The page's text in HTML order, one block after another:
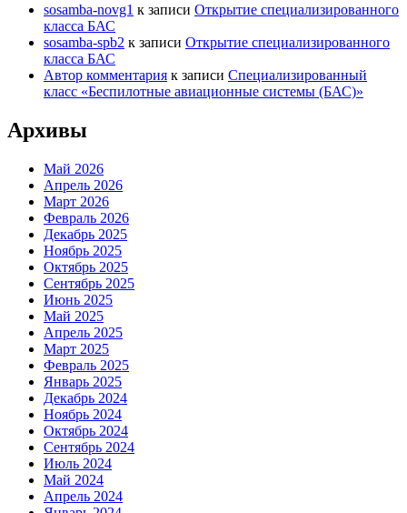
sosamba-novg1 к записи Открытие специализированного
класса БАС
sosamba-spb2 к записи Открытие специализированного
класса БАС
Автор комментария к записи Специализированный
класс «Беспилотные авиационные системы (БАС)»
Архивы
Май 2026
Апрель 2026
Март 2026
Февраль 2026
Декабрь 2025
Ноябрь 2025
Октябрь 2025
Сентябрь 2025
Июнь 2025
Май 2025
Апрель 2025
Март 2025
Февраль 2025
Январь 2025
Декабрь 2024
Ноябрь 2024
Октябрь 2024
Сентябрь 2024
Июль 2024
Май 2024
Апрель 2024